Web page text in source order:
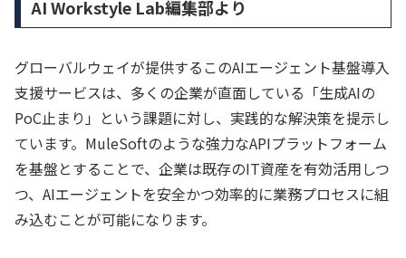
AI Workstyle Lab編集部より
グローバルウェイが提供するこのAIエージェント基盤導入
支援サービスは、多くの企業が直面している「生成AIの
PoC止まり」という課題に対し、実践的な解決策を提示し
ています。MuleSoftのような強力なAPIプラットフォーム
を基盤とすることで、企業は既存のIT資産を有効活用しつ
つ、AIエージェントを安全かつ効率的に業務プロセスに組
み込むことが可能になります。